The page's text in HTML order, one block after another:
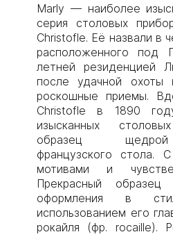
Marly — наиболее
серия столовых
Christofle. Её назвали в
расположенного под
летней резиденцией
после удачной охоты
роскошные приемы.
Christofle в 1890
изысканных
образец
французского стола.
мотивами и
Прекрасный образец
оформления в
использованием его
рокайля (фр. rocaille).